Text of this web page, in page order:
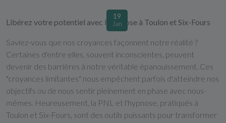
19
Jan
Libérez votre potentiel avec l'hypnose à Toulon et Six-Fours
Saviez-vous que nos croyances façonnent notre réalité ?
Certaines d'entre elles, souvent inconscientes, peuvent
devenir des barrières à notre véritable épanouissement. Ces
"croyances limitantes" nous empêchent parfois d'atteindre nos
objectifs ou de nous sentir pleinement en phase avec nous-
mêmes. Heureusement, la PNL et l'hypnose, pratiqués à
Toulon et Six-Fours, sont des outils puissants pour transformer